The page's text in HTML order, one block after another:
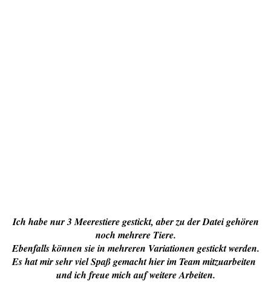
Ich habe nur 3 Meerestiere gestickt, aber zu der Datei gehören
noch mehrere Tiere.
Ebenfalls können sie in mehreren Variationen gestickt werden.
Es hat mir sehr viel Spaß gemacht hier im Team mitzuarbeiten
und ich freue mich auf weitere Arbeiten.